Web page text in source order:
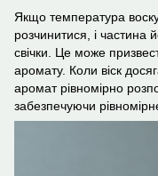
Якщо температура
розчинитися, і частина
свічки. Це може
аромату. Коли віск
аромат рівномірно
забезпечуючи